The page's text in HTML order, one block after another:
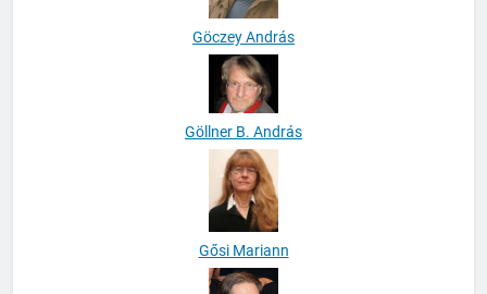
Göczey András
Göllner B. András
Gősi Mariann